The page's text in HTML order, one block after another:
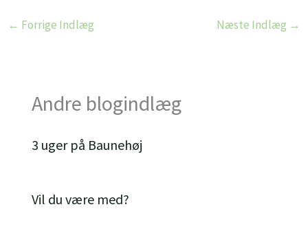
← Forrige Indlæg Næste Indlæg →
Andre blogindlæg
3 uger på Baunehøj
Vil du være med?